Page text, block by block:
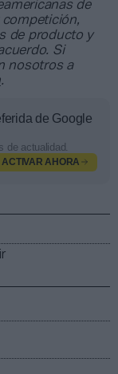
de
de producto y
Si
nosotros a
.
de Google
actualidad.
ACTIVAR AHORA